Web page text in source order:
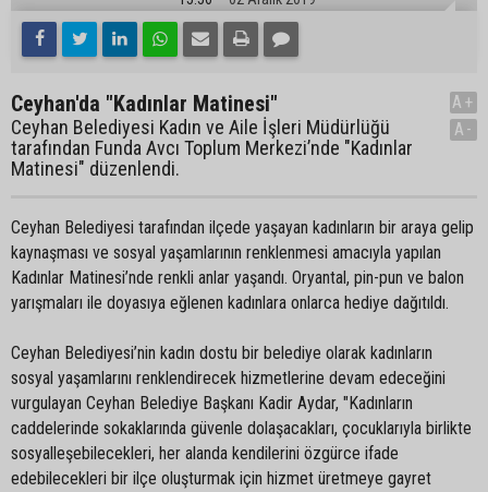
Ceyhan'da "Kadınlar Matinesi"
Ceyhan Belediyesi Kadın ve Aile İşleri Müdürlüğü
tarafından Funda Avcı Toplum Merkezi’nde "Kadınlar
Matinesi" düzenlendi.
A+
A-
Ceyhan Belediyesi tarafından ilçede yaşayan kadınların bir araya gelip
kaynaşması ve sosyal yaşamlarının renklenmesi amacıyla yapılan
Kadınlar Matinesi’nde renkli anlar yaşandı. Oryantal, pin-pun ve balon
yarışmaları ile doyasıya eğlenen kadınlara onlarca hediye dağıtıldı.
Ceyhan Belediyesi’nin kadın dostu bir belediye olarak kadınların
sosyal yaşamlarını renklendirecek hizmetlerine devam edeceğini
vurgulayan Ceyhan Belediye Başkanı Kadir Aydar, "Kadınların
caddelerinde sokaklarında güvenle dolaşacakları, çocuklarıyla birlikte
sosyalleşebilecekleri, her alanda kendilerini özgürce ifade
edebilecekleri bir ilçe oluşturmak için hizmet üretmeye gayret